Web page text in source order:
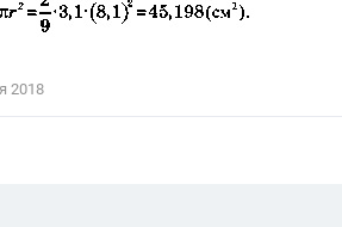
2018